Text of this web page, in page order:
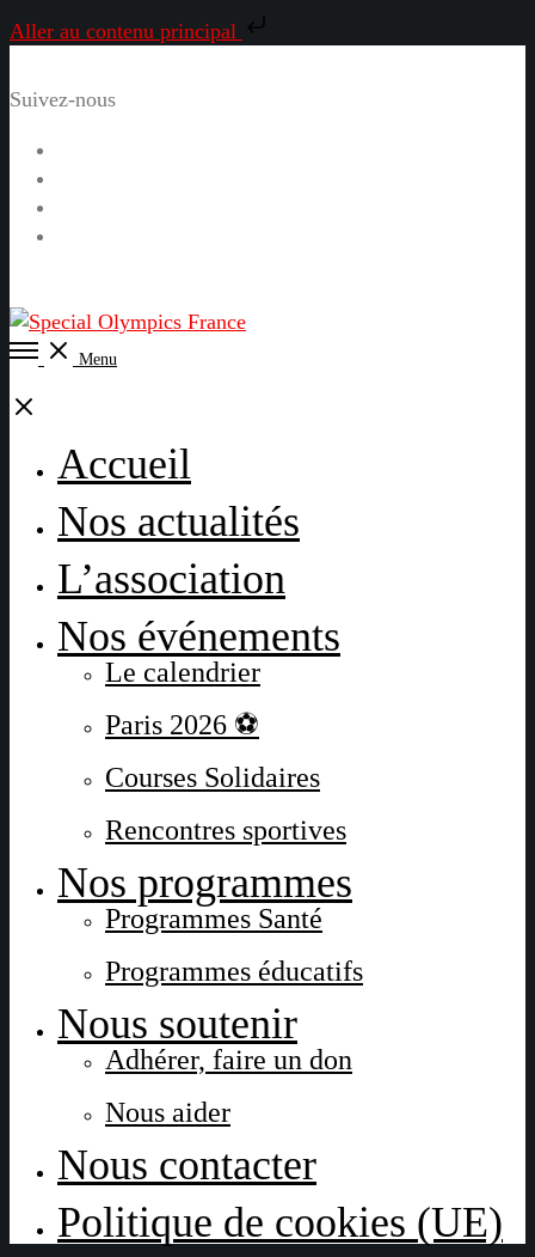
Aller au contenu principal
Suivez-nous
Open
Menu
Close
Accueil
Nos actualités
L’association
Nos événements
Le calendrier
Paris 2026 ⚽
Courses Solidaires
Rencontres sportives
Nos programmes
Programmes Santé
Programmes éducatifs
Nous soutenir
Adhérer, faire un don
Nous aider
Nous contacter
Politique de cookies (UE)